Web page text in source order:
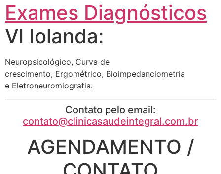
Exames Diagnósticos
Vl Iolanda:
Neuropsicológico, Curva de
crescimento, Ergométrico, Bioimpedanciometria
e Eletroneuromiografia.
Contato pelo email:
contato@clinicasaudeintegral.com.br
AGENDAMENTO /